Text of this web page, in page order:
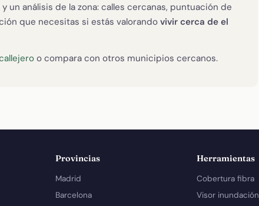
un análisis de la zona: calles cercanas, puntuación de
que necesitas si estás valorando vivir cerca de el
o compara con otros municipios cercanos.
Provincias
Madrid
Barcelona
Herramientas
Cobertura fibra
Visor inundación